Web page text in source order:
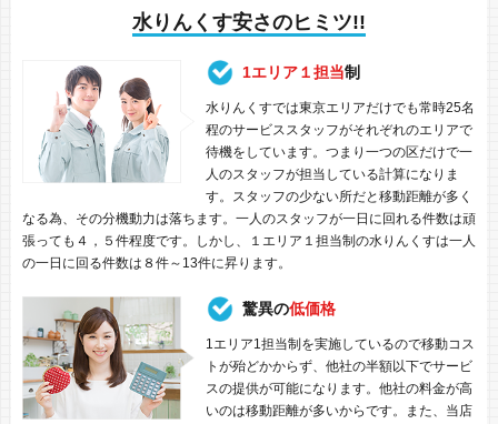
水りんくす安さのヒミツ!!
1エリア１担当制
水りんくすでは東京エリアだけでも常時25名
程のサービススタッフがそれぞれのエリアで
待機をしています。つまり一つの区だけで一
人のスタッフが担当している計算になりま
す。スタッフの少ない所だと移動距離が多く
なる為、その分機動力は落ちます。一人のスタッフが一日に回れる件数は頑
張っても４，５件程度です。しかし、１エリア１担当制の水りんくすは一人
の一日に回る件数は８件～13件に昇ります。
驚異の低価格
1エリア1担当制を実施しているので移動コス
トが殆どかからず、他社の半額以下でサービ
スの提供が可能になります。他社の料金が高
いのは移動距離が多いからです。また、当店